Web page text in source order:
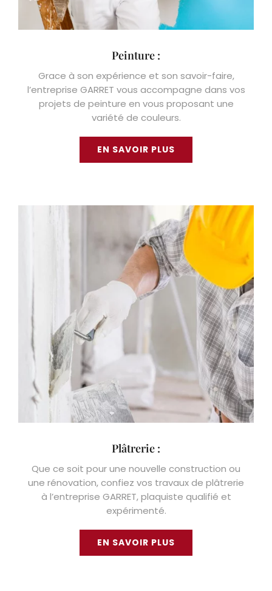
Peinture :
Grace à son expérience et son savoir-faire,
l’entreprise GARRET vous accompagne dans vos
projets de peinture en vous proposant une
variété de couleurs.
EN SAVOIR PLUS
Plâtrerie :
Que ce soit pour une nouvelle construction ou
une rénovation, confiez vos travaux de plâtrerie
à l’entreprise GARRET, plaquiste qualifié et
expérimenté.
EN SAVOIR PLUS